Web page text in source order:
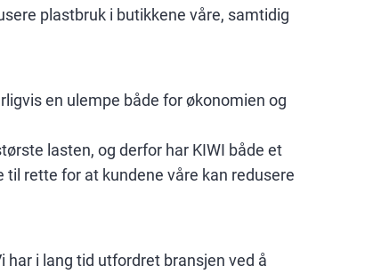
plastbruk i butikkene våre, samtidig
en ulempe både for økonomien og
lasten, og derfor har KIWI både et
rette for at kundene våre kan redusere
i lang tid utfordret bransjen ved å